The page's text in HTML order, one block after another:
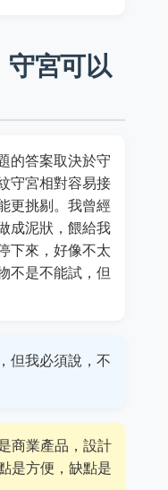
守宮可以
的答案取決於守
守宮相對容易接
更挑剔。我曾經
成泥狀，餵給我
下來，好像不太
不是不能試，但
但我必須說，不
商業產品，設計
是方便，缺點是